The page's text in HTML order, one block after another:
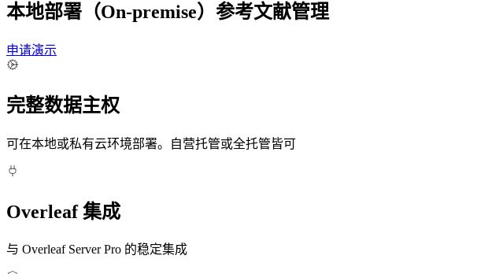
本地部署（On‑premise） 参考文献管理
申请演示
完整数据主权
可在本地或私有云环境部署。自营托管或全托管皆可
Overleaf 集成
与 Overleaf Server Pro 的稳定集成